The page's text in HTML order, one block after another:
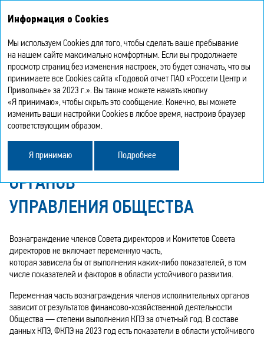
УЧЕТ ВОПРОСОВ И ФАКТОРОВ
УСТОЙЧИВОГО РАЗВИТИЯ
ПРИ ФОРМИРОВАНИИ
И КОРРЕКТИРОВКЕ СИСТЕМЫ
ВОЗНАГРАЖДЕНИЯ ЧЛЕНОВ
ОРГАНОВ
УПРАВЛЕНИЯ ОБЩЕСТВА
Вознаграждение членов Совета директоров и Комитетов Совета
директоров не включает переменную часть,
которая зависела бы от выполнения каких‑либо показателей, в том
числе показателей и факторов в области устойчивого развития.
Переменная часть вознаграждения членов исполнительных органов
зависит от результатов финансово‑хозяйственной деятельности
Общества — степени выполнения КПЭ за отчетный год. В составе
данных КПЭ, ФКПЭ на 2023 год есть показатели в области устойчивого
Информация о Cookies
Мы используем Cookies для того, чтобы сделать ваше пребывание
на нашем сайте максимально комфортным. Если вы продолжаете
просмотр страниц без изменения настроек, это будет означать, что вы
принимаете все Cookies сайта «Годовой отчет ПАО «Россети Центр и
Приволжье» за 2023 г.». Вы также можете нажать кнопку
«Я принимаю», чтобы скрыть это сообщение. Конечно, вы можете
изменить ваши настройки Cookies в любое время, настроив браузер
соответствующим образом.
Я принимаю Подробнее